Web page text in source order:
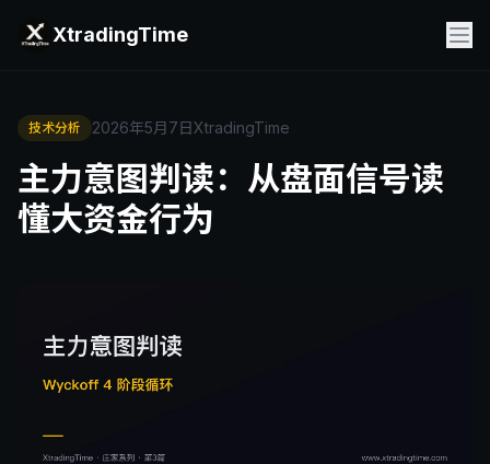
XtradingTime
技术分析 2026年5月7日XtradingTime
主力意图判读：从盘面信号读
懂大资金行为